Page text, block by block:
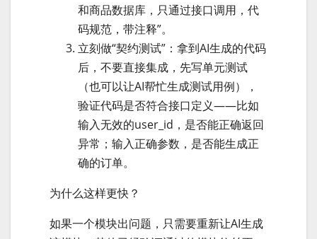
和商品数据库，只通过接口调用，代
码规范，带注释”。
立刻做“契约测试”：拿到AI生成的代码
后，不要直接集成，先写单元测试
（也可以让AI帮忙生成测试用例），
验证代码是否符合接口定义——比如
输入无效的user_id，是否能正确返回
异常；输入正确参数，是否能生成正
确的订单。
为什么这样更快？
如果一个模块出问题，只需要重新让AI生成